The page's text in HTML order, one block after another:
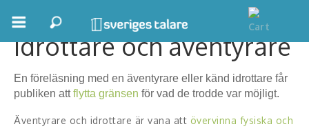
Boka ett möte
Samhällsnytta
Inspiration
Idrottare och äventyrare
En föreläsning med en äventyrare eller känd idrottare får
publiken attflytta gränsen för vad de trodde var möjligt.
Äventyrare och idrottare är vana att övervinna fysiska och